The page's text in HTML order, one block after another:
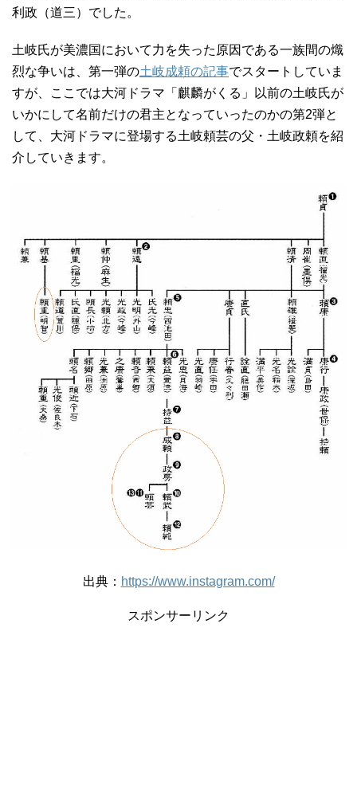
利政（道三）でした。
土岐氏が美濃国において力を失った原因である一族間の熾
烈な争いは、第一弾の土岐成頼の記事でスタートしていま
すが、ここでは大河ドラマ「麒麟がくる」以前の土岐氏が
いかにして名前だけの君主となっていったのかの第2弾と
して、大河ドラマに登場する土岐頼芸の父・土岐政頼を紹
介していきます。
出典： https://www.instagram.com/
スポンサーリンク